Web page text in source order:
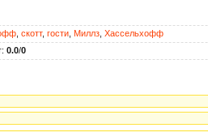
, скотт, гости, Миллз, Хассельхофф
: 0.0/0